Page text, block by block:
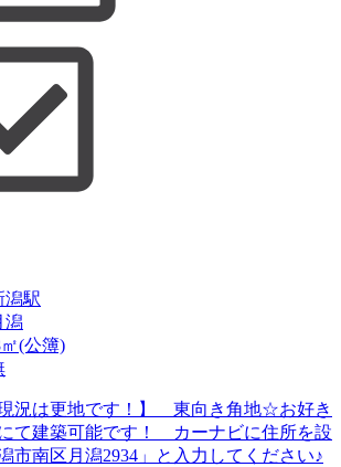
駅
潟
(公簿)
況は更地です！】 東向き角地☆お好き
て建築可能です！ カーナビに住所を設
市南区月潟2934」と入力してください♪